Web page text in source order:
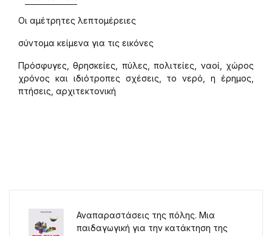
Οι αμέτρητες λεπτομέρειες
σύντομα κείμενα για τις εικόνες
Πρόσφυγες, θρησκείες, πύλες, πολιτείες, ναοί, χώρος
χρόνος και ιδιότροπες σχέσεις, το νερό, η έρημος,
πτήσεις, αρχιτεκτονική
Αναπαραστάσεις της πόλης. Μια
παιδαγωγική για την κατάκτηση της